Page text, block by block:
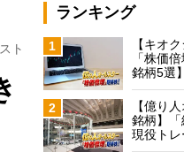
ト
ランキング
1
【キオ
「株価
銘柄5選
2
【億り
銘柄】
現役トレ